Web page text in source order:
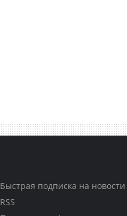
Быстрая подписка на новости
RSS